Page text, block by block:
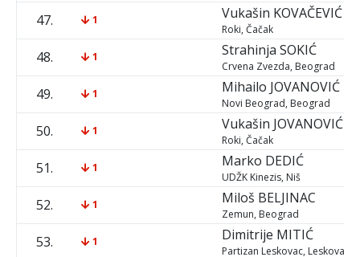
47. 1 Vukašin KOVAČEVIĆ
Roki, Čačak
48. 1 Strahinja SOKIĆ
Crvena Zvezda, Beograd
49. 1 Mihailo JOVANOVIĆ
Novi Beograd, Beograd
50. 1 Vukašin JOVANOVIĆ
Roki, Čačak
51. 1 Marko DEDIĆ
UDŽK Kinezis, Niš
52. 1 Miloš BELJINAC
Zemun, Beograd
53. 1 Dimitrije MITIĆ
Partizan Leskovac, Leskovac